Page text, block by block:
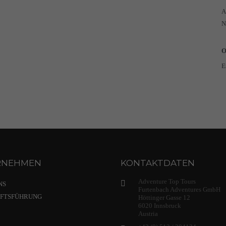
KONTAKTDATEN
Adventure Top Tours
Furtenbach Adventures GmbH
Höttinger Gasse 12
6020 Innsbruck
Austria